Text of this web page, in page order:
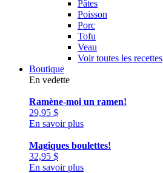
Pâtes
Poisson
Porc
Tofu
Veau
Voir toutes les recettes
Boutique
En vedette
Ramène-moi un ramen!
29,95 $
En savoir plus
Magiques boulettes!
32,95 $
En savoir plus